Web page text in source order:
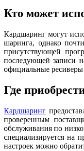
Кто может
Кардшаринг могут
шаринга, однако
присутствующей
последующей записи
официальные
Где
Кардшаринг
проверенным
обслуживания по
специализируется на
настроек можно